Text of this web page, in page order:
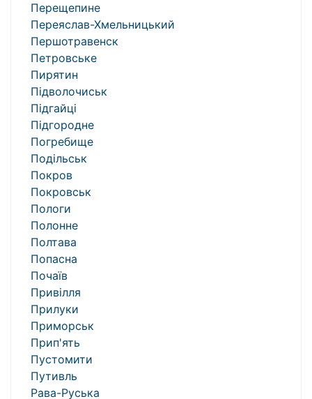
Перещепине
Переяслав-Хмельницький
Першотравенск
Петровське
Пирятин
Підволочиськ
Підгайці
Підгородне
Погребище
Подільськ
Покров
Покровськ
Пологи
Полонне
Полтава
Попасна
Почаїв
Привілля
Прилуки
Приморськ
Прип'ять
Пустомити
Путивль
Рава-Руська